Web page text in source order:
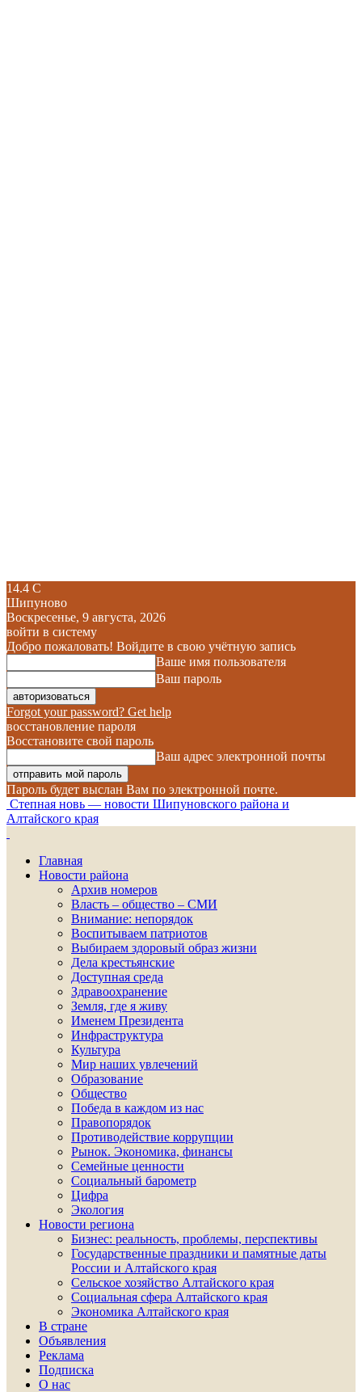
14.4 C
Шипуново
Воскресенье, 9 августа, 2026
войти в систему
Добро пожаловать! Войдите в свою учётную запись
Ваше имя пользователя
Ваш пароль
Forgot your password? Get help
восстановление пароля
Восстановите свой пароль
Ваш адрес электронной почты
Пароль будет выслан Вам по электронной почте.
Степная новь — новости Шипуновского района и
Алтайского края
Главная
Новости района
Архив номеров
Власть – общество – СМИ
Внимание: непорядок
Воспитываем патриотов
Выбираем здоровый образ жизни
Дела крестьянские
Доступная среда
Здравоохранение
Земля, где я живу
Именем Президента
Инфраструктура
Культура
Мир наших увлечений
Образование
Общество
Победа в каждом из нас
Правопорядок
Противодействие коррупции
Рынок. Экономика, финансы
Семейные ценности
Социальный барометр
Цифра
Экология
Новости региона
Бизнес: реальность, проблемы, перспективы
Государственные праздники и памятные даты
России и Алтайского края
Сельское хозяйство Алтайского края
Социальная сфера Алтайского края
Экономика Алтайского края
В стране
Объявления
Реклама
Подписка
О нас